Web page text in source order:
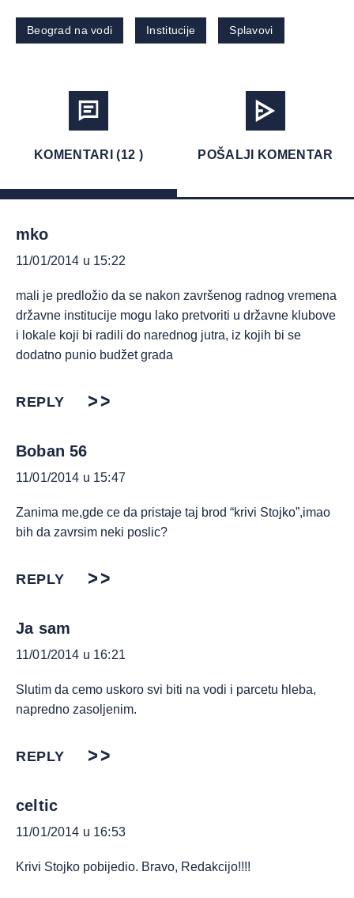
Beograd na vodi Institucije Splavovi
KOMENTARI (12 ) POŠALJI KOMENTAR
mko
11/01/2014 u 15:22
mali je predložio da se nakon završenog radnog vremena
državne institucije mogu lako pretvoriti u državne klubove
i lokale koji bi radili do narednog jutra, iz kojih bi se
dodatno punio budžet grada
REPLY
Boban 56
11/01/2014 u 15:47
Zanima me,gde ce da pristaje taj brod “krivi Stojko”,imao
bih da zavrsim neki poslic?
REPLY
Ja sam
11/01/2014 u 16:21
Slutim da cemo uskoro svi biti na vodi i parcetu hleba,
napredno zasoljenim.
REPLY
celtic
11/01/2014 u 16:53
Krivi Stojko pobijedio. Bravo, Redakcijo!!!!